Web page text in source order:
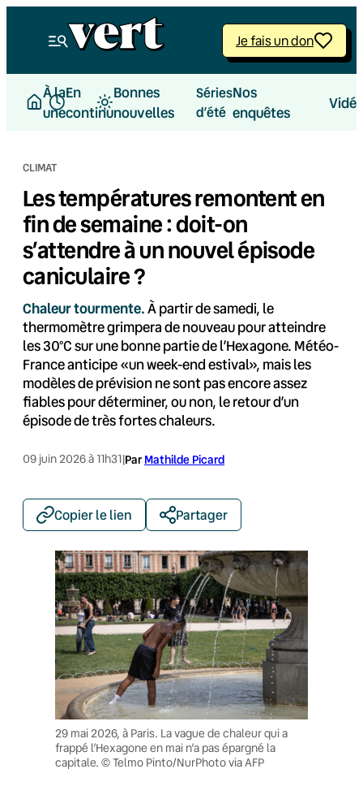
Je fais un don
À la
une
En
continu
Bonnes
nouvelles
Séries
d’été
Nos
enquêtes
CLIMAT
Les températures remontent en
fin de semaine : doit-on
s’attendre à un nouvel épisode
caniculaire ?
Chaleur tourmente.À partir de samedi, le
thermomètre grimpera de nouveau pour atteindre
les 30°C sur une bonne partie de l’Hexagone. Météo-
France anticipe «un week-end estival», mais les
modèles de prévision ne sont pas encore assez
fiables pour déterminer, ou non, le retour d’un
épisode de très fortes chaleurs.
09 juin 2026 à 11h31|Par Mathilde Picard
Copier le lien Partager
29 mai 2026, à Paris. La vague de chaleur qui a
frappé l’Hexagone en mai n’a pas épargné la
capitale. © Telmo Pinto/NurPhoto via AFP